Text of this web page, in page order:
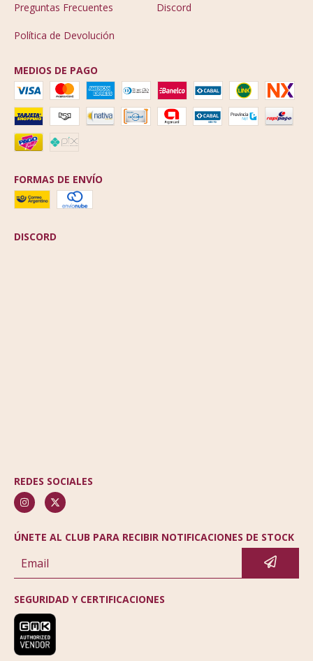
Preguntas Frecuentes Discord
Política de Devolución
MEDIOS DE PAGO
FORMAS DE ENVÍO
DISCORD
REDES SOCIALES
ÚNETE AL CLUB PARA RECIBIR NOTIFICACIONES DE STOCK
SEGURIDAD Y CERTIFICACIONES